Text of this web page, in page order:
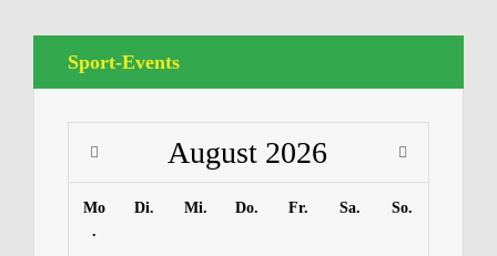
Sport-Events
August 2026
Mo
.
Di. Mi. Do. Fr. Sa. So.